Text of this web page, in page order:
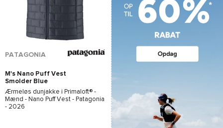
PATAGONIA
M's Nano Puff Vest
Smolder Blue
Ærmeløs dunjakke i Primaloft® -
Mænd - Nano Puff Vest - Patagonia
- 2026